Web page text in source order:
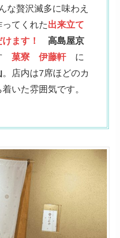
な贅沢滅多に味わえ
てくれた出来立て
ます！
高島屋京
菓寮 伊藤軒に
。店内は7席ほどのカ
いた雰囲気です。